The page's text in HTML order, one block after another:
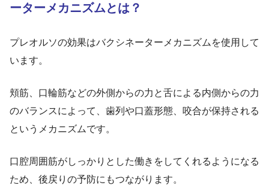
ーターメカニズムとは？
プレオルソの効果はバクシネーターメカニズムを使用して
います。
頬筋、口輪筋などの外側からの力と舌による内側からの力
のバランスによって、歯列や口蓋形態、咬合が保持される
というメカニズムです。
口腔周囲筋がしっかりとした働きをしてくれるようになる
ため、後戻りの予防にもつながります。